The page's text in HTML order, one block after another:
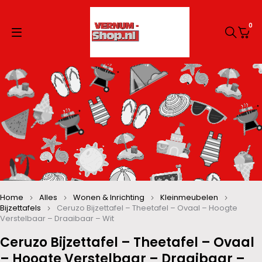
0
Ceruzo Bijzettafel – Theetafel – Ovaal
Home Alles Wonen & Inrichting
Kleinmeubelen
Bijzettafels
Ceruzo Bijzettafel – Theetafel – Ovaal – Hoogte
Verstelbaar – Draaibaar – Wit